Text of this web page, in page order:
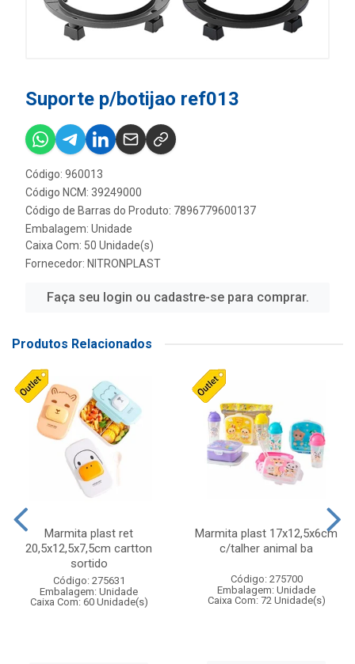
Suporte p/botijao ref013
Código: 960013
Código NCM: 39249000
Código de Barras do Produto: 7896779600137
Embalagem: Unidade
Caixa Com: 50 Unidade(s)
Fornecedor: NITRONPLAST
Faça seu login ou cadastre-se para comprar.
Produtos Relacionados
Marmita plast ret
20,5x12,5x7,5cm cartton
sortido
Código: 275631
Embalagem: Unidade
Caixa Com: 60 Unidade(s)
Marmita plast 17x12,5x6cm
c/talher animal ba
Código: 275700
Embalagem: Unidade
Caixa Com: 72 Unidade(s)